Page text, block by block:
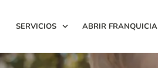
SERVICIOS ABRIR FRANQUICIA